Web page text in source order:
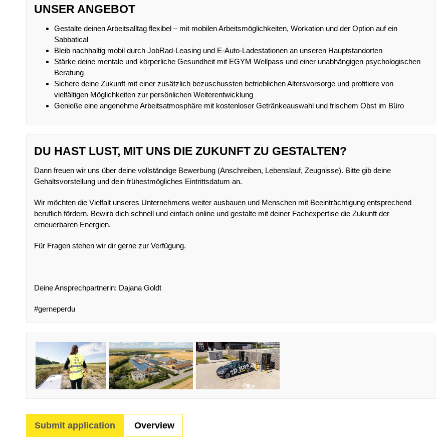
UNSER ANGEBOT
Gestalte deinen Arbeitsalltag flexibel – mit mobilen Arbeitsmöglichkeiten, Workation und der Option auf ein
Sabbatical
Bleib nachhaltig mobil durch JobRad-Leasing und E-Auto-Ladestationen an unseren Hauptstandorten
Stärke deine mentale und körperliche Gesundheit mit EGYM Wellpass und einer unabhängigen psychologischen
Beratung
Sichere deine Zukunft mit einer zusätzlich bezuschussten betrieblichen Altersvorsorge und profitiere von
vielfältigen Möglichkeiten zur persönlichen Weiterentwicklung
Genieße eine angenehme Arbeitsatmosphäre mit kostenloser Getränkeauswahl und frischem Obst im Büro
DU HAST LUST, MIT UNS DIE ZUKUNFT ZU GESTALTEN?
Dann freuen wir uns über deine vollständige Bewerbung (Anschreiben, Lebenslauf, Zeugnisse). Bitte gib deine
Gehaltsvorstellung und dein frühestmögliches Eintrittsdatum an.
Wir möchten die Vielfalt unseres Unternehmens weiter ausbauen und Menschen mit Beeinträchtigung entsprechend
beruflich fördern. Bewirb dich schnell und einfach online und gestalte mit deiner Fachexpertise die Zukunft der
erneuerbaren Energien.
Für Fragen stehen wir dir gerne zur Verfügung.
Deine Ansprechpartnerin: Dajana Goldt
#gerneperdu
Submit application Overview